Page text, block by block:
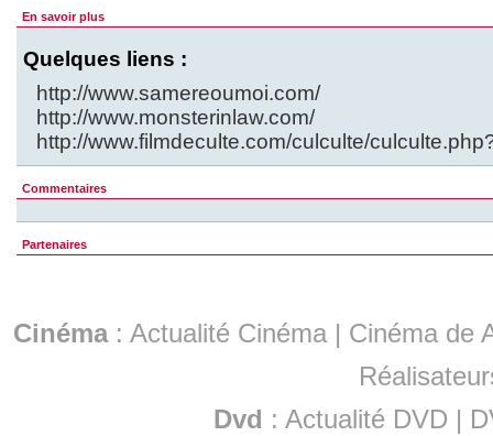
En savoir plus
Quelques liens :
http://www.samereoumoi.com/
http://www.monsterinlaw.com/
http://www.filmdeculte.com/culculte/
Commentaires
Partenaires
Cinéma: Actualité Cinéma | Cinéma de
Dvd : Actualité DVD |